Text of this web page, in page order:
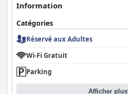
Information
Catégories
Réservé aux Adultes
Wi-Fi Gratuit
Parking
Afficher plus